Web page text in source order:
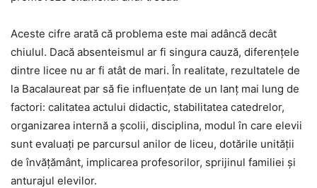
Aceste cifre arată că problema este mai adâncă decât
chiulul. Dacă absenteismul ar fi singura cauză, diferențele
dintre licee nu ar fi atât de mari. În realitate, rezultatele de
la Bacalaureat par să fie influențate de un lanț mai lung de
factori: calitatea actului didactic, stabilitatea catedrelor,
organizarea internă a școlii, disciplina, modul în care elevii
sunt evaluați pe parcursul anilor de liceu, dotările unității
de învățământ, implicarea profesorilor, sprijinul familiei și
anturajul elevilor.